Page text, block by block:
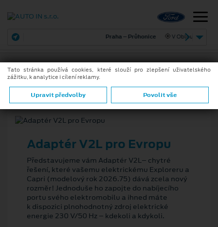
Praha – Průhonice V Oblouku 731
9. 5. 2026
Adaptér V2L pro Evropu
Představujeme vám Adaptér V2L– chytré
řešení, které vašemu elektrickému Exploreru a
Capri (modelový rok 2026.75) dává zcela nový
rozměr! Jednoduše ho zapojte do nabíjecího
portu svého elektromobilu a ihned máte
k dispozici plnohodnotný zdroj elektrické
energie 230 V/50 Hz – kdekoli a kdykoli.
Tato stránka používá cookies, které slouží pro zlepšení uživatelského
zážitku, k analytice i cílení reklamy.
Upravit předvolby Povolit vše